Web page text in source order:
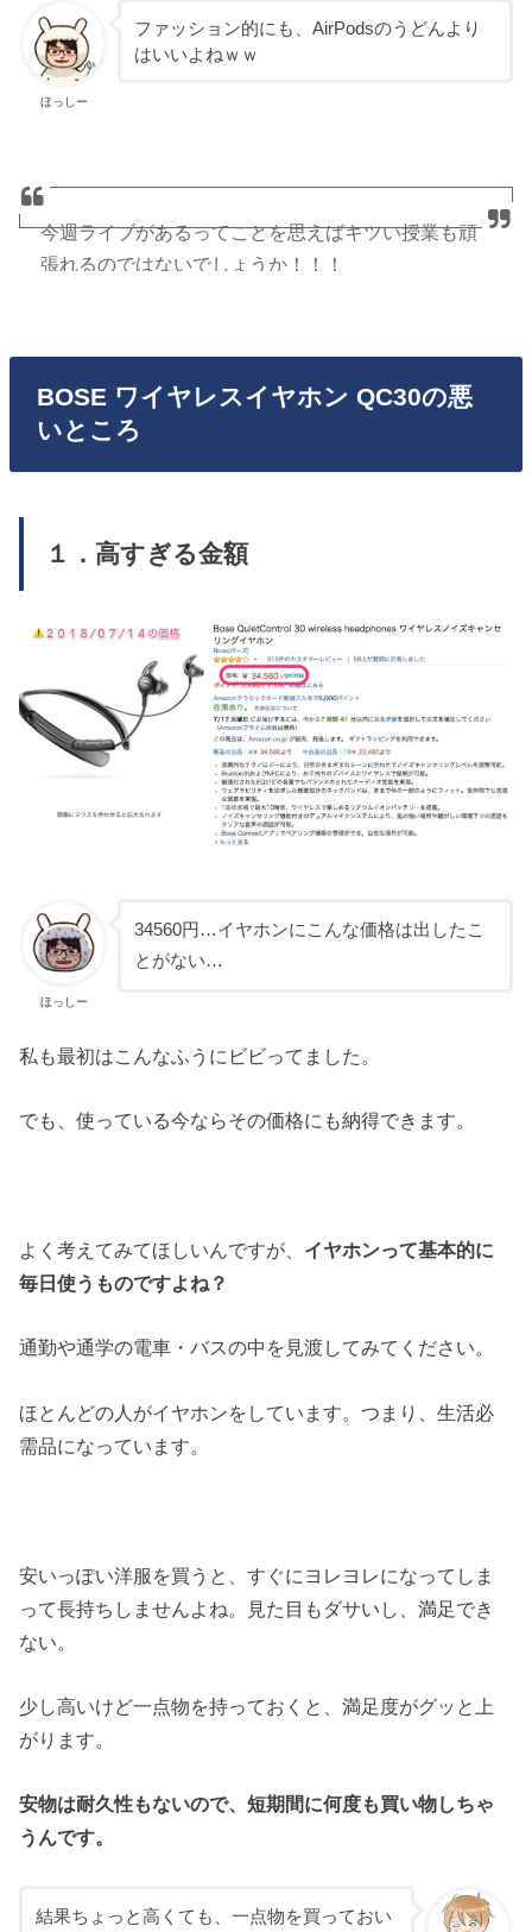
ほっしー
ファッション的にも、AirPodsのうどんより
はいいよねｗｗ
今週ライブがあるってことを思えばキツい授業も頑
張れるのではないでしょうか！！！
いい感じですかね？pic.twitter.com/JMoNpVWYkE
— TERU◢￨⁴⁶ (@nogi_zaka046)
BOSE ワイヤレスイヤホン QC30の悪
いところ
１．高すぎる金額
ほっしー
34560円…イヤホンにこんな価格は出したこ
とがない…
私も最初はこんなふうにビビってました。
でも、使っている今ならその価格にも納得できます。
よく考えてみてほしいんですが、 イヤホンって基本的に
毎日使うものですよね？
通勤や通学の電車・バスの中を見渡してみてください。
ほとんどの人がイヤホンをしています。つまり、生活必
需品になっています。
安いっぽい洋服を買うと、すぐにヨレヨレになってしま
って長持ちしませんよね。見た目もダサいし、満足でき
ない。
少し高いけど一点物を持っておくと、満足度がグッと上
がります。
安物は耐久性もないので、短期間に何度も買い物しちゃ
うんです。
結果ちょっと高くても、一点物を買っておい